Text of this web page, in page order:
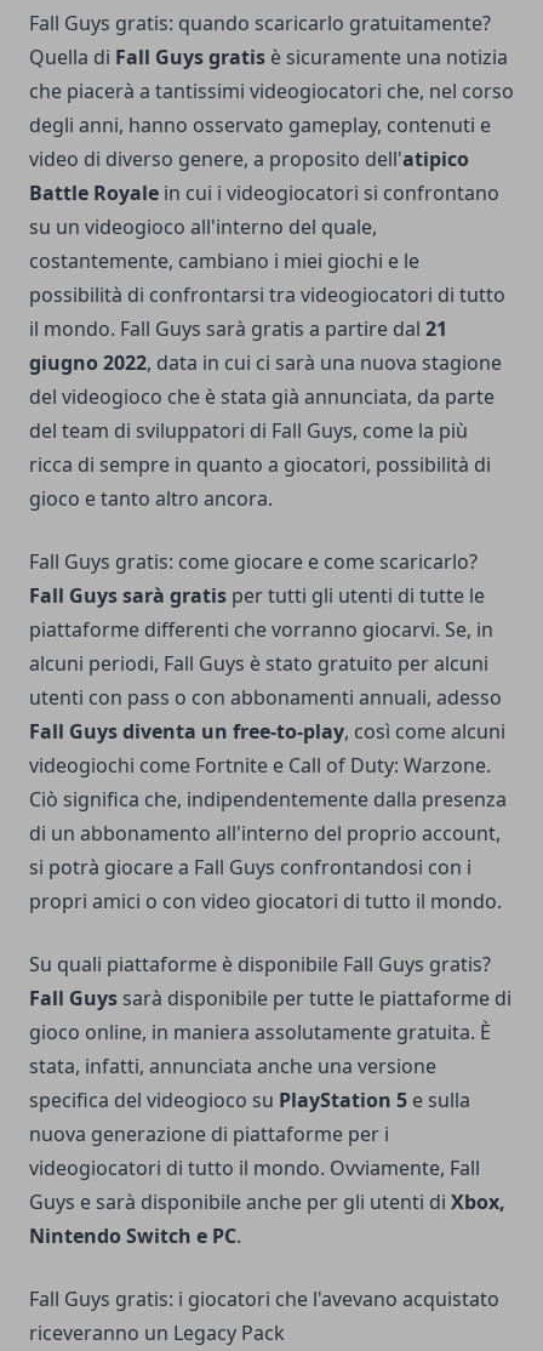
Fall Guys gratis: quando scaricarlo gratuitamente?
Quella di Fall Guys gratis è sicuramente una notizia
che piacerà a tantissimi videogiocatori che, nel corso
degli anni, hanno osservato gameplay, contenuti e
video di diverso genere, a proposito dell'atipico
Battle Royale in cui i videogiocatori si confrontano
su un videogioco all'interno del quale,
costantemente, cambiano i miei giochi e le
possibilità di confrontarsi tra videogiocatori di tutto
il mondo. Fall Guys sarà gratis a partire dal 21
giugno 2022, data in cui ci sarà una nuova stagione
del videogioco che è stata già annunciata, da parte
del team di sviluppatori di Fall Guys, come la più
ricca di sempre in quanto a giocatori, possibilità di
gioco e tanto altro ancora.
Fall Guys gratis: come giocare e come scaricarlo?
Fall Guys sarà gratis per tutti gli utenti di tutte le
piattaforme differenti che vorranno giocarvi. Se, in
alcuni periodi, Fall Guys è stato gratuito per alcuni
utenti con pass o con abbonamenti annuali, adesso
Fall Guys diventa un free-to-play, così come alcuni
videogiochi come Fortnite e Call of Duty: Warzone.
Ciò significa che, indipendentemente dalla presenza
di un abbonamento all'interno del proprio account,
si potrà giocare a Fall Guys confrontandosi con i
propri amici o con video giocatori di tutto il mondo.
Su quali piattaforme è disponibile Fall Guys gratis?
Fall Guys sarà disponibile per tutte le piattaforme di
gioco online, in maniera assolutamente gratuita. È
stata, infatti, annunciata anche una versione
specifica del videogioco su PlayStation 5 e sulla
nuova generazione di piattaforme per i
videogiocatori di tutto il mondo. Ovviamente, Fall
Guys e sarà disponibile anche per gli utenti di Xbox,
Nintendo Switch e PC.
Fall Guys gratis: i giocatori che l'avevano acquistato
riceveranno un Legacy Pack